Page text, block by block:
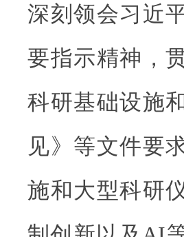
深刻领会习近
要指示精神，
科研基础设施
见》等文件要
施和大型科研